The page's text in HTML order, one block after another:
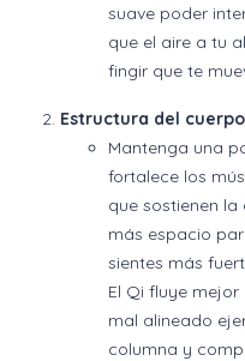
suave poder
que el aire a tu
fingir que te
Estructura del cuerpo
Mantenga una
fortalece los
que sostienen
más espacio
sientes más
El Qi fluye
mal alineado
columna y